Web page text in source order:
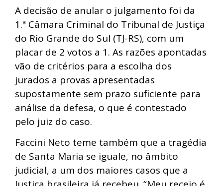
A decisão de anular o julgamento foi da
1.ª Câmara Criminal do Tribunal de Justiça
do Rio Grande do Sul (TJ-RS), com um
placar de 2 votos a 1. As razões apontadas
vão de critérios para a escolha dos
jurados a provas apresentadas
supostamente sem prazo suficiente para
análise da defesa, o que é contestado
pelo juiz do caso.
Faccini Neto teme também que a tragédia
de Santa Maria se iguale, no âmbito
judicial, a um dos maiores casos que a